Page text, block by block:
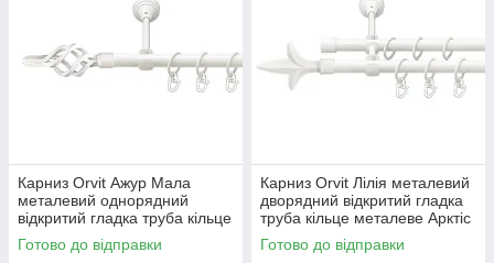
Карниз Orvit Ажур Мала
металевий однорядний
відкритий гладка труба кільце
металеве Арктіс 16 мм 120
см (00-00021337)
Готово до відправки
Карниз Orvit Лілія металевий
дворядний відкритий гладка
труба кільце металеве Арктіс
16\16 мм 120 см (00-
00021382)
Готово до відправки